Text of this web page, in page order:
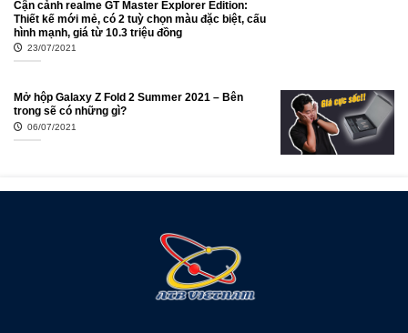
Cận cảnh realme GT Master Explorer Edition:
Thiết kế mới mẻ, có 2 tuỳ chọn màu đặc biệt, cấu
hình mạnh, giá từ 10.3 triệu đồng
23/07/2021
Mở hộp Galaxy Z Fold 2 Summer 2021 – Bên
trong sẽ có những gì?
06/07/2021